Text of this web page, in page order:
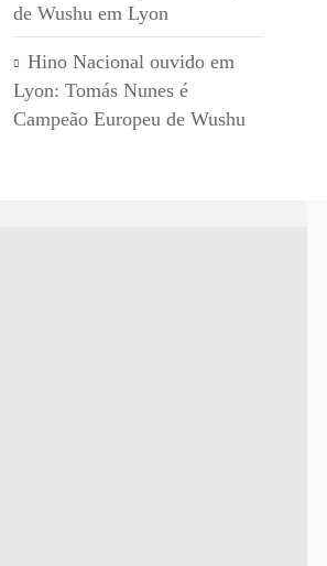
de Wushu em Lyon
Hino Nacional ouvido em
Lyon: Tomás Nunes é
Campeão Europeu de Wushu